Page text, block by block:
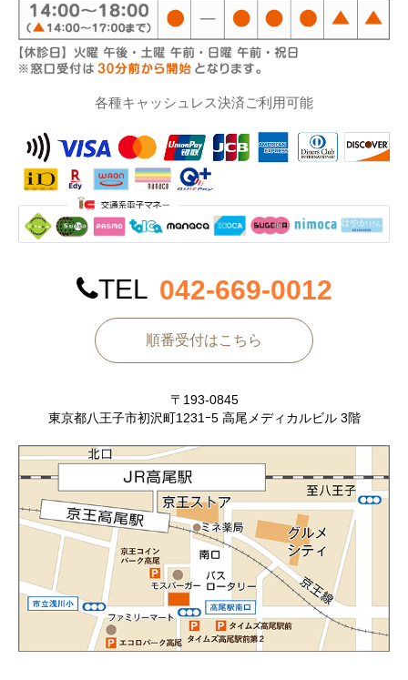
各種キャッシュレス決済ご利用可能
TEL 042-669-0012
順番受付はこちら
〒193-0845
東京都八王子市初沢町1231ｰ5 高尾メディカルビル 3階